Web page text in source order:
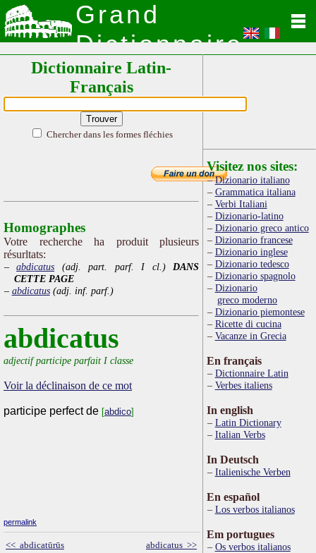
Grand
Dictionnaire
Latin
Dictionnaire Latin-
Français
Chercher dans les formes fléchies
Homographes
Votre recherche ha produit plusieurs
résurltats:
abdicatus (adj. part. parf. I cl.) DANS
CETTE PAGE
abdicatus(adj. inf. parf.)
abdicatus
adjectif participe parfait I classe
Voir la déclinaison de ce mot
participe perfect de [abdico]
permalink
<< abdicatūrūs abdicatus >>
Visitez nos sites:
Dizionario italiano
Grammatica italiana
Verbi Italiani
Dizionario-latino
Dizionario greco antico
Dizionario francese
Dizionario inglese
Dizionario tedesco
Dizionario spagnolo
Dizionario
greco moderno
Dizionario piemontese
Ricette di cucina
Vacanze in Grecia
En français
Dictionnaire Latin
Verbes italiens
In english
Latin Dictionary
Italian Verbs
In Deutsch
Italienische Verben
En español
Los verbos italianos
Em portugues
Os verbos italianos